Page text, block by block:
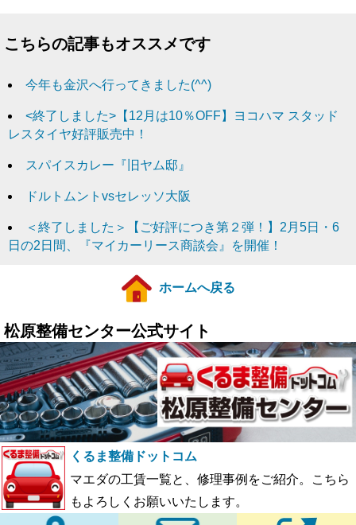
こちらの記事もオススメです
今年も金沢へ行ってきました(^^)
<終了しました>【12月は10％OFF】ヨコハマ スタッド
レスタイヤ好評販売中！
スパイスカレー『旧ヤム邸』
ドルトムントvsセレッソ大阪
＜終了しました＞【ご好評につき第２弾！】2月5日・6
日の2日間、『マイカーリース商談会』を開催！
ホームへ戻る
松原整備センター公式サイト
くるま整備ドットコム
マエダの工賃一覧と、修理事例をご紹介。こちら
もよろしくお願いいたします。